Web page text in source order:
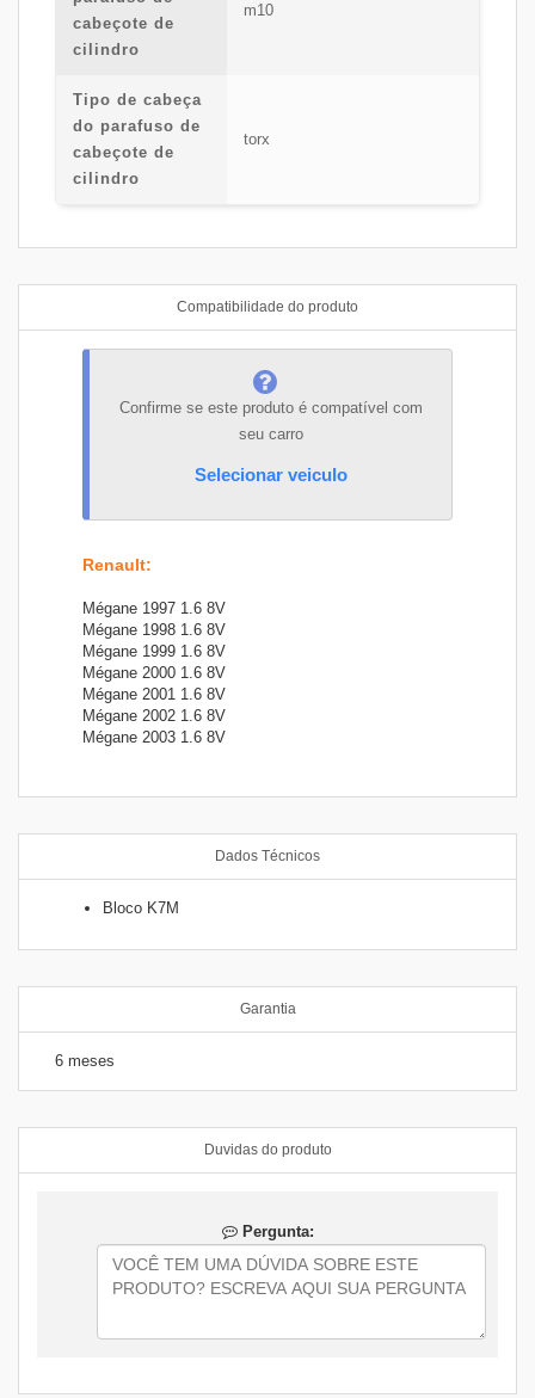
cabeçote de
cilindro
m10
Tipo de cabeça
do parafuso de
cabeçote de
cilindro
torx
Compatibilidade do produto
Confirme se este produto é compatível com
seu carro
Selecionar veiculo
Renault:
Mégane 1997 1.6 8V
Mégane 1998 1.6 8V
Mégane 1999 1.6 8V
Mégane 2000 1.6 8V
Mégane 2001 1.6 8V
Mégane 2002 1.6 8V
Mégane 2003 1.6 8V
Dados Técnicos
Bloco K7M
Garantia
6 meses
Duvidas do produto
Pergunta: